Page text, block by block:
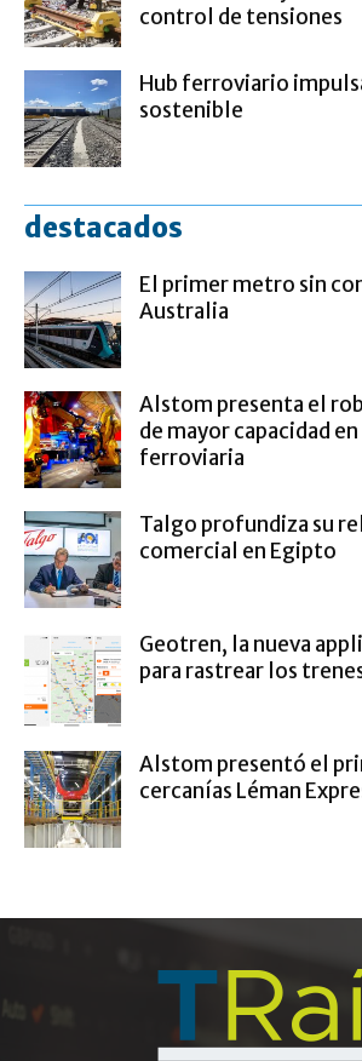
control de tensiones
Hub ferroviario
sostenible
destacados
El primer metro sin
Australia
Alstom presenta el
de mayor capacidad
ferroviaria
Talgo profundiza su
comercial en Egipto
Geotren, la nueva
para rastrear los
Alstom presentó el
cercanías Léman